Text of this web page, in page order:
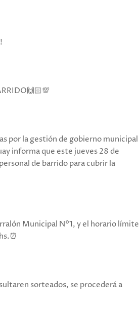
por la gestión de gobierno municipal
informa que este jueves 28 de
de barrido para cubrir la
Municipal N°1, y el horario límite
sorteados, se procederá a